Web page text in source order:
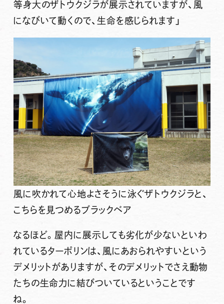
等身大のザトウクジラが展示されていますが、風
になびいて動くので、生命を感じられます」
風に吹かれて心地よさそうに泳ぐザトウクジラと、
こちらを見つめるブラックベア
なるほど。屋内に展示しても劣化が少ないといわ
れているターポリンは、風にあおられやすいという
デメリットがありますが、そのデメリットでさえ動物
たちの生命力に結びついているということです
ね。